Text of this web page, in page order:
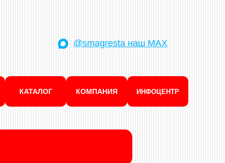
@smagresta наш MAX
КАТАЛОГ КОМПАНИЯ ИНФОЦЕНТР